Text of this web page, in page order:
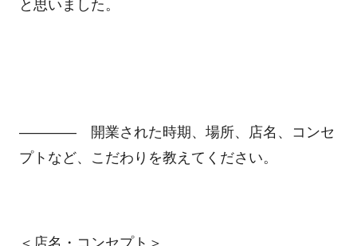
と思いました。
―――― 開業された時期、場所、店名、コンセ
プトなど、こだわりを教えてください。